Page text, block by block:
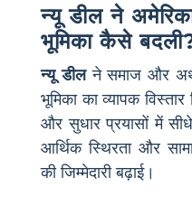
न्यू डील ने
भूमिका कैसे
न्यू डीलने समाज और
भूमिका का व्यापक
और सुधार प्रयासों में
आर्थिक स्थिरता और
की जिम्मेदारी बढ़ाई।